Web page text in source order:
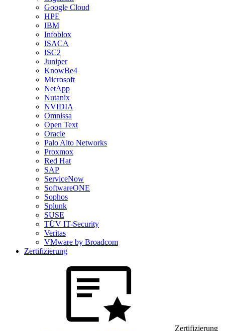
Google Cloud
HPE
IBM
Infoblox
ISACA
ISC2
Juniper
KnowBe4
Microsoft
NetApp
Nutanix
NVIDIA
Omnissa
Open Text
Oracle
Palo Alto Networks
Proxmox
Red Hat
SAP
ServiceNow
SoftwareONE
Sophos
Splunk
SUSE
TÜV IT-Security
Veritas
VMware by Broadcom
Zertifizierung
Zertifizierung